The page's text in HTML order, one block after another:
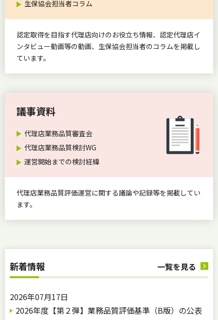
生保協会担当者コラム
認定取得を目指す代理店向けのお役立ち情報、認定代理店イ
ンタビュー動画等の動画、生保協会担当者のコラムを掲載し
ています。
議事資料
代理店業務品質審査会
代理店業務品質検討WG
運営開始までの検討経緯
代理店業務品質評価運営に関する議論や記録等を掲載してい
ます。
新着情報 一覧を見る
2026年07月17日
2026年度【第２弾】業務品質評価基準（B版）の公表